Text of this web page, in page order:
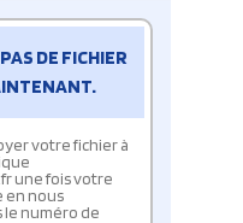
DE FICHIER
votre fichier à
une fois votre
en nous
numéro de